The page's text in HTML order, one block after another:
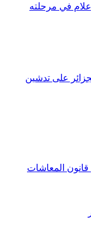
في مرحلته
على تدشين
المعاشات